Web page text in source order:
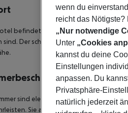
befindet sich in Murta Maria. Es ist
sind. Der schöne Strand von Marina
sind elegant im modernen Stil
Sie alle verfügen über ein
wenn du
reicht das Nötigste?
„Nur notwendige
Unter „Cookies
kannst du deine
Einstellungen
anpassen. Du
Privatsphäre-
natürlich jederzeit